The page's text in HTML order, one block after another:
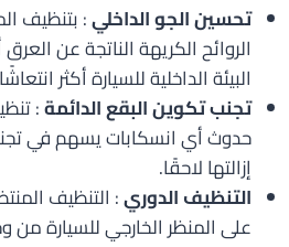
تحسين الجو الداخلي: بتنظيف
الروائح الكريهة الناتجة عن
البيئة الداخلية للسيارة أكثر
تجنب تكوين البقع الدائمة:
حدوث أي انسكابات يسهم في
إزالتها لاحقًا.
التنظيف الدوري: التنظيف
على المنظر الخارجي للسيارة